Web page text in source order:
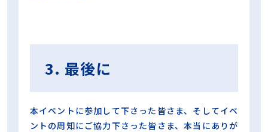
3. 最後に
本イベントに参加して下さった皆さま、そしてイベ
ントの周知にご協力下さった皆さま、本当にありが